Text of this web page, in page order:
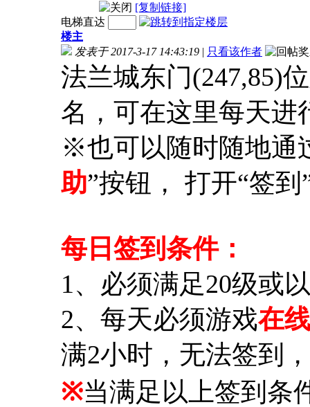
[复制链接]
电梯直达
楼主
发表于 2017-3-17 14:43:19 | 只看该作者
法兰城东门(247,85)
名，可在这里每天进
※也可以随时随地通
助”按钮， 打开“签到
每日签到条件：
1、必须满足20级或
2、每天必须游戏在
满2小时，无法签到
※当满足以上签到条